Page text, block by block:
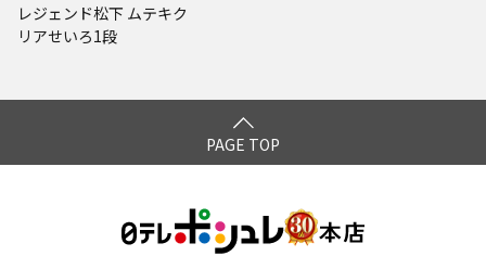
レジェンド松下 ムテキク
リアせいろ1段
PAGE TOP